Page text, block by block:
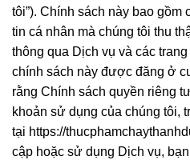
tôi”). Chính sách này bao gồm
tin cá nhân mà chúng tôi thu
thông qua Dịch vụ và các
chính sách này được đăng ở
rằng Chính sách quyền riêng
khoản sử dụng của chúng tôi,
tại https://
cập hoặc sử dụng Dịch vụ,